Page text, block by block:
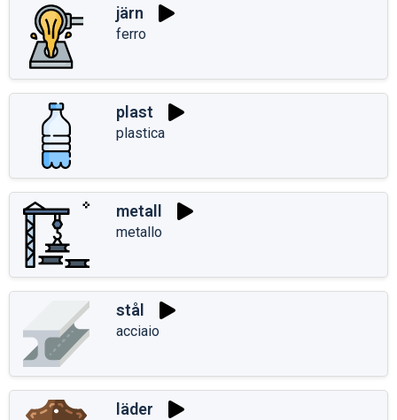
järn
ferro
plast
plastica
metall
metallo
stål
acciaio
läder